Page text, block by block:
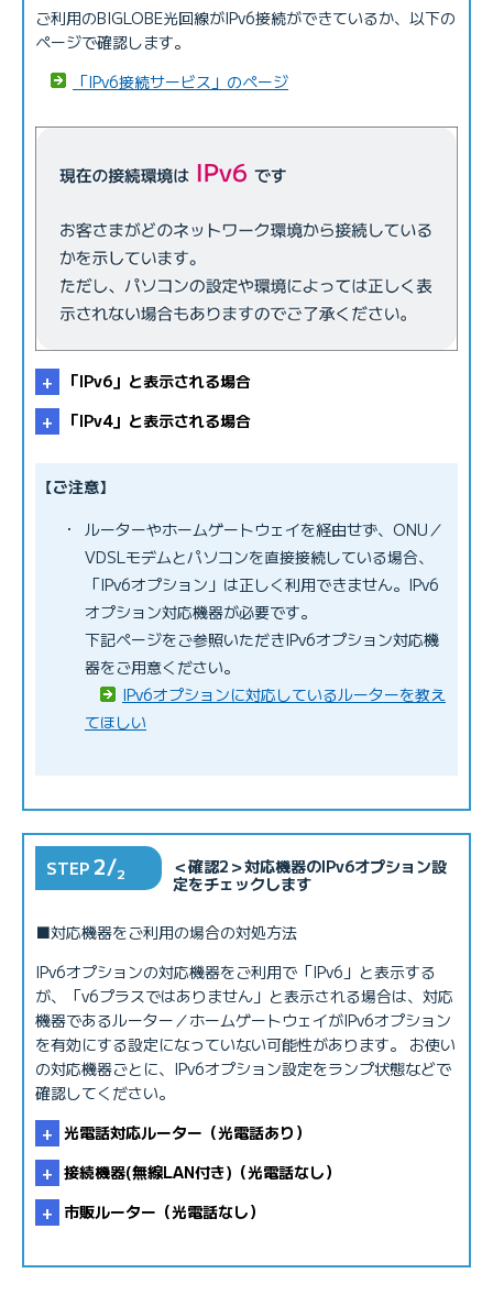
ご利用のBIGLOBE光回線がIPv6接続ができているか、以下の
ページで確認します。
「IPv6接続サービス」のページ
「IPv6」と表示される場合
IPv6サービス対応動作確認機種
ドコモ光を申し込みのお客さまへ
はじめから
※
「IPv4」と表示される場合
りたい
STEP1
IPv6オプションを申し込みたい
STEP1
【ご注意】
・
ルーターやホームゲートウェイを経由せず、ONU／
VDSLモデムとパソコンを直接接続している場合、
「IPv6オプション」は正しく利用できません。IPv6
オプション対応機器が必要です。
下記ページをご参照いただきIPv6オプション対応機
器をご用意ください。
IPv6オプションに対応しているルーターを教え
てほしい
STEP 2/2
＜確認2＞対応機器のIPv6オプション設
定をチェックします
■対応機器をご利用の場合の対処方法
IPv6オプションの対応機器をご利用で「IPv6」と表示する
が、「v6プラスではありません」と表示される場合は、対応
機器であるルーター／ホームゲートウェイがIPv6オプション
を有効にする設定になっていない可能性があります。 お使い
の対応機器ごとに、IPv6オプション設定をランプ状態などで
確認してください。
光電話対応ルーター（光電話あり）
接続機器(無線LAN付き)（光電話なし）
市販ルーター（光電話なし）